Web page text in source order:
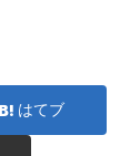
はてブ